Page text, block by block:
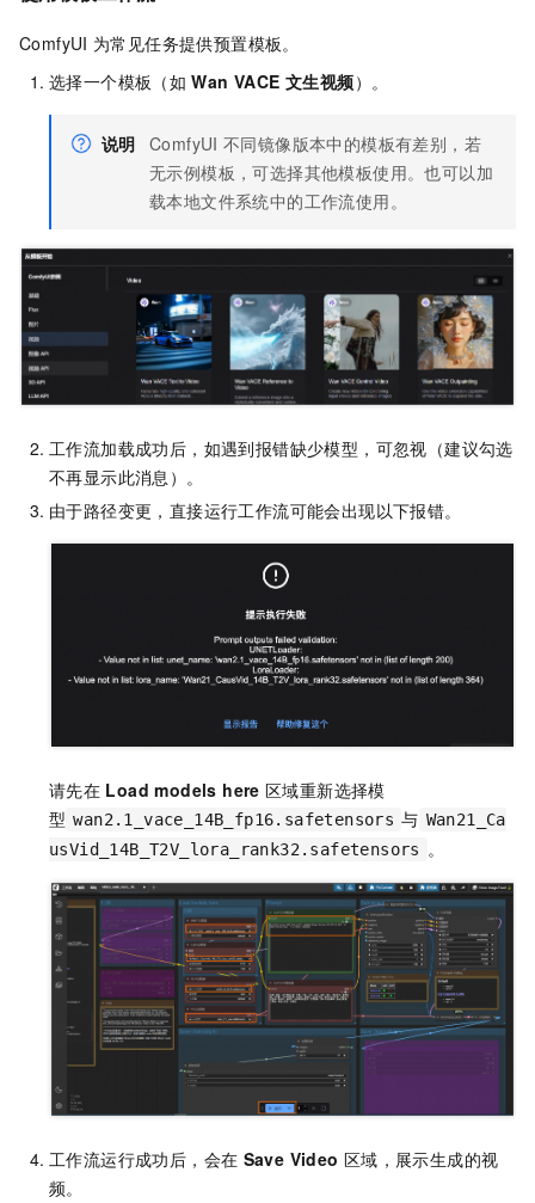
ComfyUI 为常见任务提供预置模板。
选择一个模板（如 Wan VACE 文生视频）。
说明 ComfyUI 不同镜像版本中的模板有差别，若
无示例模板，可选择其他模板使用。也可以加
载本地文件系统中的工作流使用。
工作流加载成功后，如遇到报错缺少模型，可忽视（建议勾选
不再显示此消息）。
由于路径变更，直接运行工作流可能会出现以下报错。
请先在 Load models here 区域重新选择模
型 wan2.1_vace_14B_fp16.safetensors 与 Wan21_Ca
usVid_14B_T2V_lora_rank32.safetensors
。
工作流运行成功后，会在 Save Video 区域，展示生成的视
频。